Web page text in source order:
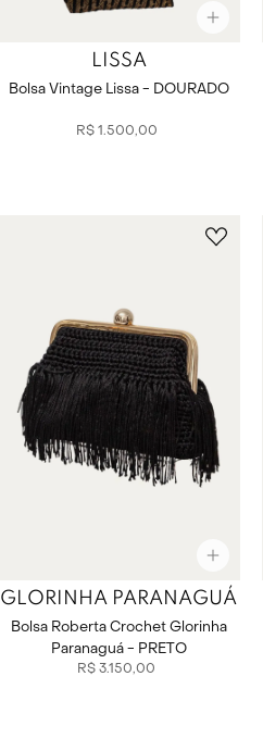
LISSA
Bolsa Vintage Lissa - DOURADO
R$ 1.500,00
GLORINHA PARANAGUÁ
Bolsa Roberta Crochet Glorinha
Paranaguá - PRETO
R$ 3.150,00